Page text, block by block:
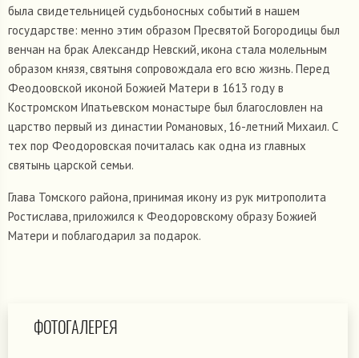
была свидетельницей судьбоносных событий в нашем
государстве: менно этим образом Пресвятой Богородицы был
венчан на брак Александр Невский, икона стала молельным
образом князя, святыня сопровождала его всю жизнь. Перед
Феодоовской иконой Божией Матери в 1613 году в
Костромском Ипатьевском монастыре был благословлен на
царство первый из династии Романовых, 16-летний Михаил. С
тех пор Феодоровская почиталась как одна из главных
святынь царской семьи.
Глава Томского района, принимая икону из рук митрополита
Ростислава, приложился к Феодоровскому образу Божией
Матери и поблагодарил за подарок.
ФОТОГАЛЕРЕЯ